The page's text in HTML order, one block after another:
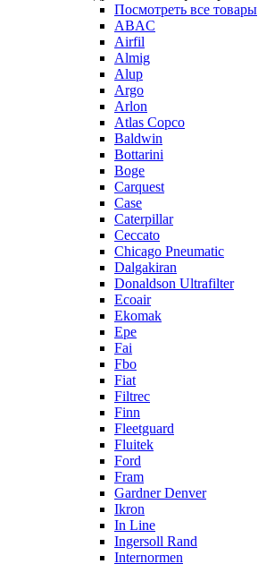
Посмотреть все товары
ABAC
Airfil
Almig
Alup
Argo
Arlon
Atlas Copco
Baldwin
Bottarini
Boge
Carquest
Case
Caterpillar
Ceccato
Chicago Pneumatic
Dalgakiran
Donaldson Ultrafilter
Ecoair
Ekomak
Epe
Fai
Fbo
Fiat
Filtrec
Finn
Fleetguard
Fluitek
Ford
Fram
Gardner Denver
Ikron
In Line
Ingersoll Rand
Internormen